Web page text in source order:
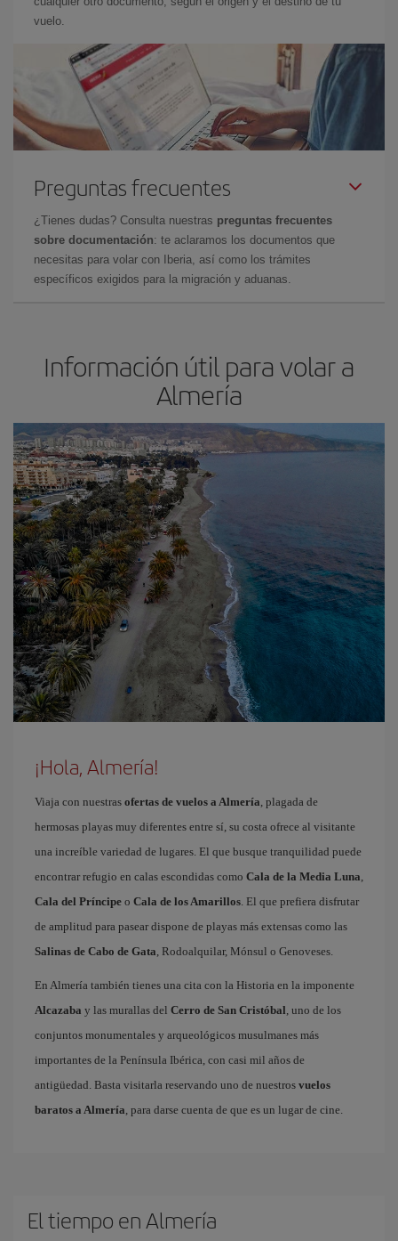
vuelo.
Preguntas frecuentes
¿Tienes dudas? Consulta nuestras preguntas frecuentes
sobre documentación: te aclaramos los documentos que
necesitas para volar con Iberia, así como los trámites
específicos exigidos para la migración y aduanas.
Información útil para volar a
Almería
¡Hola, Almería!
Viaja con nuestras ofertas de vuelos a Almería, plagada de
hermosas playas muy diferentes entre sí, su costa ofrece al visitante
una increíble variedad de lugares. El que busque tranquilidad puede
encontrar refugio en calas escondidas como Cala de la Media Luna,
Cala del Príncipe o Cala de los Amarillos. El que prefiera disfrutar
de amplitud para pasear dispone de playas más extensas como las
Salinas de Cabo de Gata, Rodoalquilar, Mónsul o Genoveses.
En Almería también tienes una cita con la Historia en la imponente
Alcazaba y las murallas del Cerro de San Cristóbal, uno de los
conjuntos monumentales y arqueológicos musulmanes más
importantes de la Península Ibérica, con casi mil años de
antigüedad. Basta visitarla reservando uno de nuestros vuelos
baratos a Almería, para darse cuenta de que es un lugar de cine.
El tiempo en Almería